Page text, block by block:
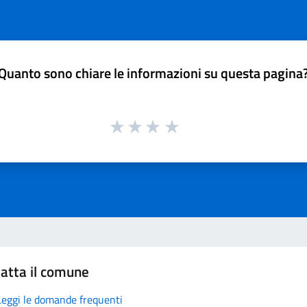
sono chiare le informazioni su questa
il comune
le domande frequenti